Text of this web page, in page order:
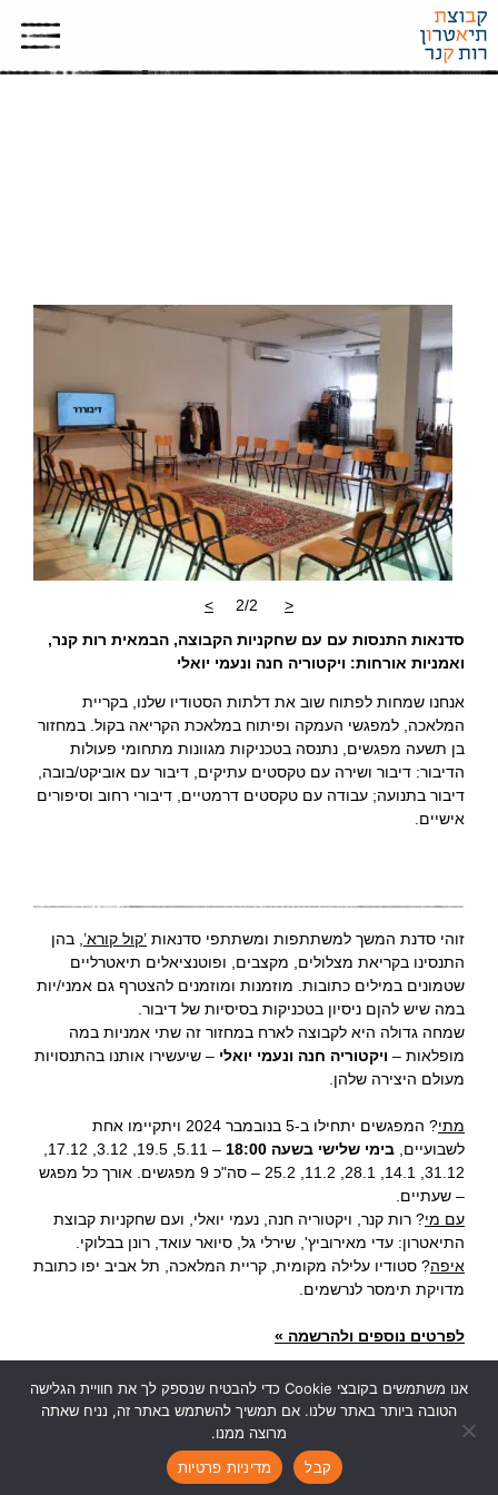
<
2/2
>
סדנאות התנסות עם עם שחקניות הקבוצה, הבמאית רות קנר,
ואמניות אורחות: ויקטוריה חנה ונעמי יואלי
אנחנו שמחות לפתוח שוב את דלתות הסטודיו שלנו, בקריית
המלאכה, למפגשי העמקה ופיתוח במלאכת הקריאה בקול. במחזור
בן תשעה מפגשים, נתנסה בטכניקות מגוונות מתחומי פעולות
הדיבור: דיבור ושירה עם טקסטים עתיקים, דיבור עם אוביקט/בובה,
דיבור בתנועה; עבודה עם טקסטים דרמטיים, דיבורי רחוב וסיפורים
אישיים.
זוהי סדנת המשך למשתתפות ומשתתפי סדנאות ’קול קורא’ , בהן
התנסינו בקריאת מצלולים, מקצבים, ופוטנציאלים תיאטרליים
שטמונים במילים כתובות. מוזמנות ומוזמנים להצטרף גם אמני/יות
במה שיש להןם ניסיון בטכניקות בסיסיות של דיבור.
שמחה גדולה היא לקבוצה לארח במחזור זה שתי אמניות במה
מופלאות – ויקטוריה חנה ונעמי יואלי – שיעשירו אותנו בהתנסויות
מעולם היצירה שלהן.
מתי?
המפגשים יתחילו ב-5 בנובמבר 2024 ויתקיימו אחת
לשבועיים, בימי שלישי בשעה 18:00
31.12, 14.1, 28.1, 11.2, 25.2 – סה"כ 9 מפגשים. אורך כל מפגש
– שעתיים.
עם מי? רות קנר, ויקטוריה חנה, נעמי יואלי, ועם שחקניות קבוצת
התיאטרון: עדי מאירוביץ', שירלי גל, סיואר עואד, רונן בבלוקי.
איפה? סטודיו עלילה מקומית, קריית המלאכה, תל אביב יפו כתובת
מדויקת תימסר לנרשמים.
לפרטים נוספים ולהרשמה »
Ruth Kanner Theatre Group|rktheatre@gmail.com
אנו משתמשים בקובצי Cookie כדי להבטיח שנספק לך את חוויית הגלישה
הטובה ביותר באתר שלנו. אם תמשיך להשתמש באתר זה, נניח שאתה
מרוצה ממנו.
קבל
מדיניות פרטיות